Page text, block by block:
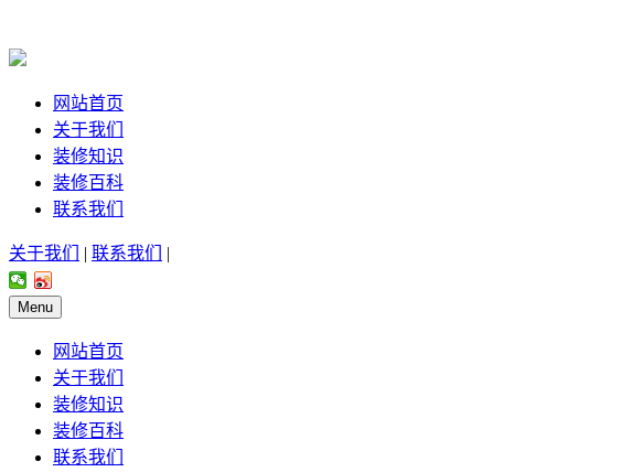
网站首页
关于我们
装修知识
装修百科
联系我们
关于我们 | 联系我们 |
Menu
网站首页
关于我们
装修知识
装修百科
联系我们